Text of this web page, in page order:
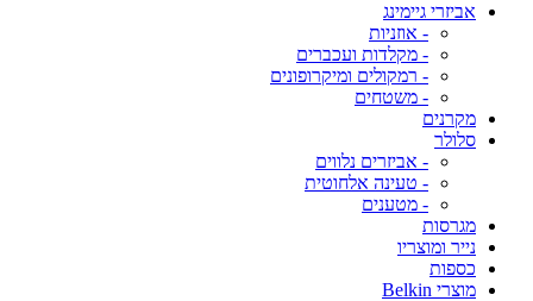
אביזרי גיימינג
- אוזניות
- מקלדות ועכברים
- רמקולים ומיקרופונים
- משטחים
מקרנים
סלולר
- אביזרים נלווים
- טעינה אלחוטית
- מטענים
מגרסות
נייר ומוצריו
כספות
מוצרי Belkin